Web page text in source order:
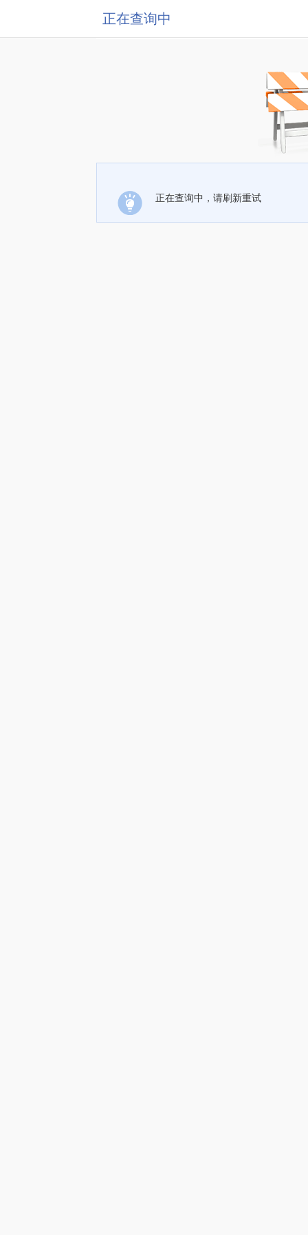
正在查询中
正在查询中，请刷新重试